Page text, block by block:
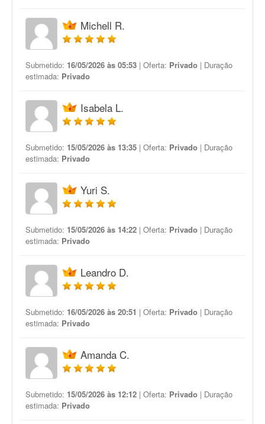
Michell R.
Submetido: 16/05/2026 às 05:53 | Oferta: Privado | Duração
estimada: Privado
Isabela L.
Submetido: 15/05/2026 às 13:35 | Oferta: Privado | Duração
estimada: Privado
Yuri S.
Submetido: 15/05/2026 às 14:22 | Oferta: Privado | Duração
estimada: Privado
Leandro D.
Submetido: 16/05/2026 às 20:51 | Oferta: Privado | Duração
estimada: Privado
Amanda C.
Submetido: 15/05/2026 às 12:12 | Oferta: Privado | Duração
estimada: Privado